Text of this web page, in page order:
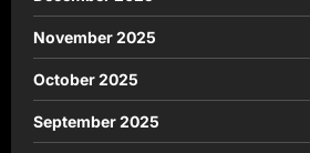
November 2025
October 2025
September 2025